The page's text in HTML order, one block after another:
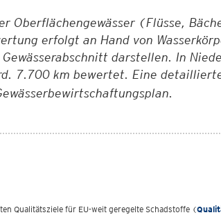
Oberflächengewässer (Flüsse,
erfolgt an Hand von
darstellen. In
7.700 km bewertet. Eine
Qualitätsziele für EU-weit geregelte Schadstoffe (